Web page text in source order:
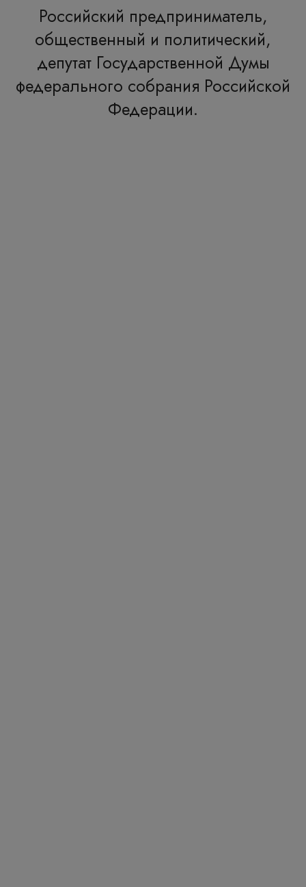
Российский предприниматель,
общественный и политический,
депутат Государственной Думы
федерального собрания Российской
Федерации.